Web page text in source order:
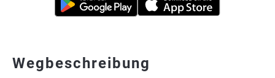
Wegbeschreibung